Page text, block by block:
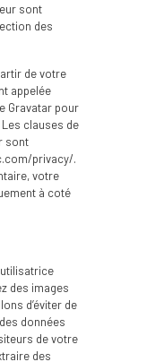
sont
des
de votre
appelée
Gravatar pour
clauses de
sont
privacy/.
votre
à coté
des images
d’éviter de
données
de votre
des